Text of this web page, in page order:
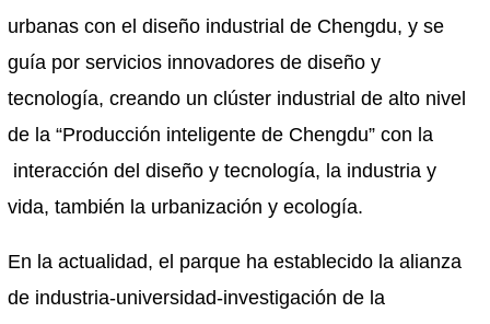
urbanas con el diseño industrial de Chengdu, y se
guía por servicios innovadores de diseño y
tecnología, creando un clúster industrial de alto nivel
de la “Producción inteligente de Chengdu” con la
interacción del diseño y tecnología, la industria y
vida, también la urbanización y ecología.
En la actualidad, el parque ha establecido la alianza
de industria-universidad-investigación de la